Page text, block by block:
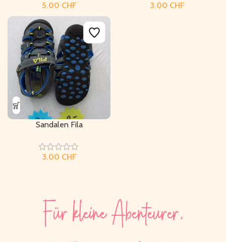
CHF CHF
Sandalen Fila
CHF
Für kleine Abenteurer,